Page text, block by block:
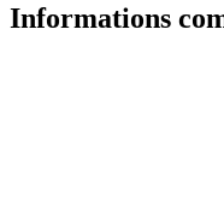
Informations